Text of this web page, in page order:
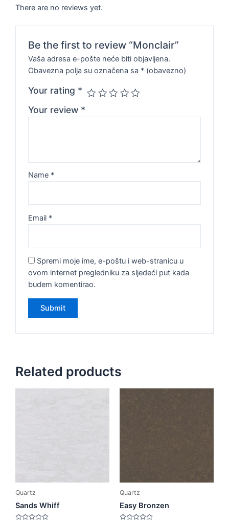
There are no reviews yet.
Be the first to review “Monclair”
Vaša adresa e-pošte neće biti objavljena.
Obavezna polja su označena sa * (obavezno)
Your rating *
Your review *
Name *
Email *
Spremi moje ime, e-poštu i web-stranicu u
ovom internet pregledniku za sljedeći put kada
budem komentirao.
Related products
Quartz
Sands Whiff
Quartz
Easy Bronzen